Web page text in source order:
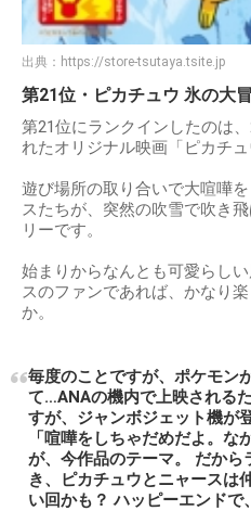
出典： https://store-tsutaya.tsite.jp
第21位・ピカチュウ 氷の大
第21位にランクインしたのは
れたオリジナル映画「ピカチュ
遊び場所の取り合いで大喧嘩
スたちが、突然の吹雪で吹き
リーです。
始まりからなんとも可愛らし
スのファンであれば、かなり
か。
毎度のことですが、ポケモン
て…ANAの機内で上映される
すが、ジャンボジェット機が
「喧嘩をしちゃだめだよ。
が、今作品のテーマ。 だから
き、ピカチュウとニャースは
い回かも？ ハッピーエンドで